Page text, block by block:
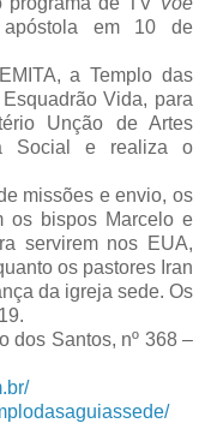
em 10 de
a Templo das
Vida, para
Unção de Artes
Social e realiza o
missões e envio, os
os bispos Marcelo e
servirem nos EUA,
os pastores Iran
da igreja sede. Os
dos Santos, nº 368 –